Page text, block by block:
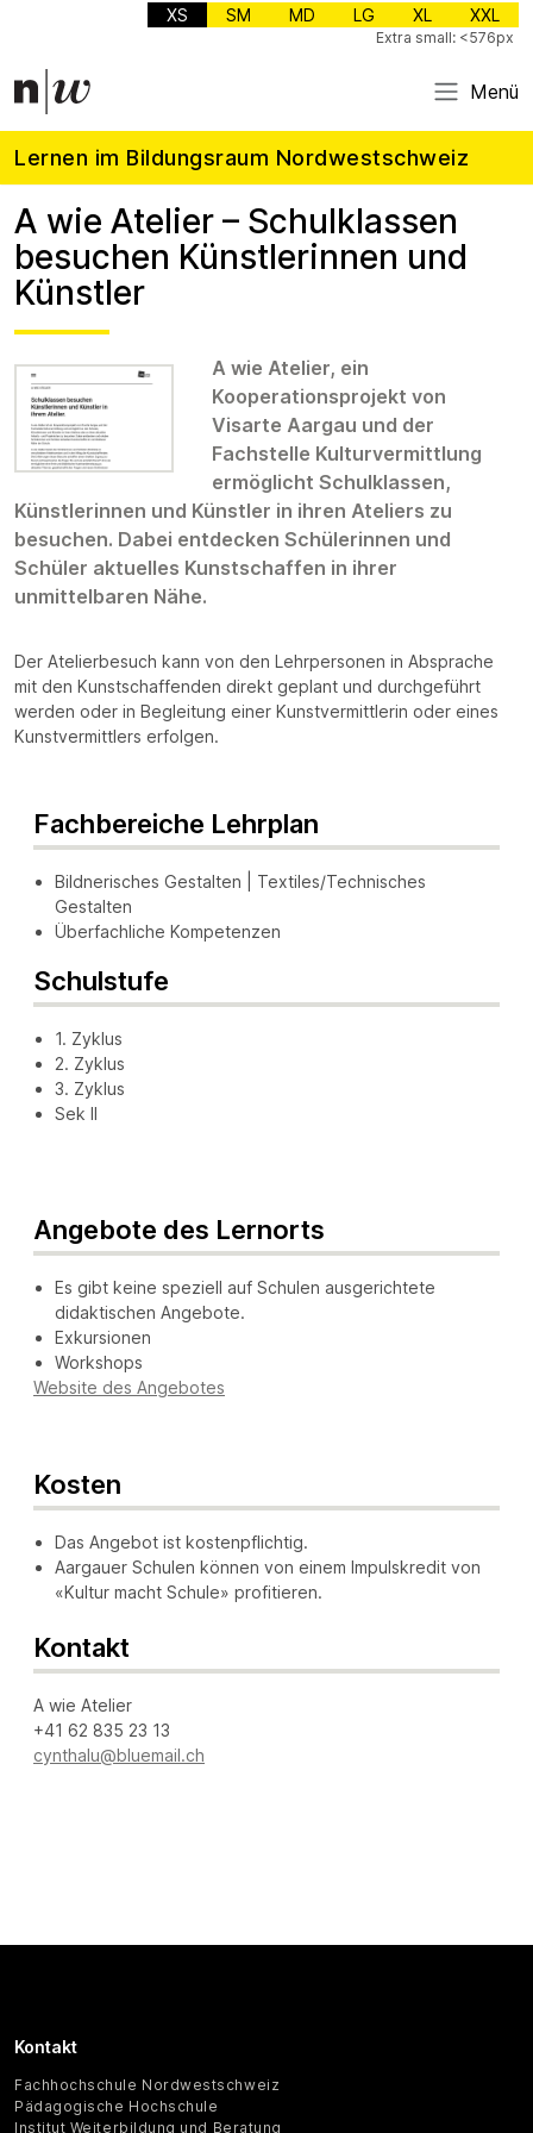
XS SM MD LG XL XXL
Extra small: <576px
Menü
Lernen im Bildungsraum Nordwestschweiz
A wie Atelier – Schulklassen
besuchen Künstlerinnen und
Künstler
A wie Atelier, ein
Kooperationsprojekt von
Visarte Aargau und der
Fachstelle Kulturvermittlung
ermöglicht Schulklassen,
Künstlerinnen und Künstler in ihren Ateliers zu
besuchen. Dabei entdecken Schülerinnen und
Schüler aktuelles Kunstschaffen in ihrer
unmittelbaren Nähe.
Der Atelierbesuch kann von den Lehrpersonen in Absprache
mit den Kunstschaffenden direkt geplant und durchgeführt
werden oder in Begleitung einer Kunstvermittlerin oder eines
Kunstvermittlers erfolgen.
Fachbereiche Lehrplan
Bildnerisches Gestalten | Textiles/Technisches
Gestalten
Überfachliche Kompetenzen
Schulstufe
1. Zyklus
2. Zyklus
3. Zyklus
Sek II
Angebote des Lernorts
Es gibt keine speziell auf Schulen ausgerichtete
didaktischen Angebote.
Exkursionen
Workshops
Website des Angebotes
Kosten
Das Angebot ist kostenpflichtig.
Aargauer Schulen können von einem Impulskredit von
«Kultur macht Schule» profitieren.
Kontakt
A wie Atelier
+41 62 835 23 13
cynthalu@bluemail.ch
Kontakt
Fachhochschule Nordwestschweiz
Pädagogische Hochschule
Institut Weiterbildung und Beratung